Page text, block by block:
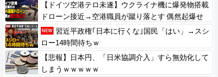
【ドイツ空港テロ未遂】ウクライナ機に爆発物搭載
ドローン接近→空港職員が蹴り落とす 偶然起爆せ
ず最悪の事態回避「高性能C4搭載していた」
NEW
習近平政権｢日本に行くな｣国民「はい」→スシ
ロー14時間待ちｗ
【悲報】日本円、「日米協調介入」すら無効化して
しまうｗｗｗｗｗ